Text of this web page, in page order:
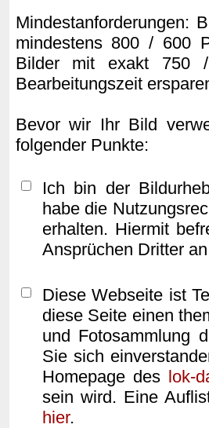
Mindestanforderungen:
mindestens 800 / 600
Bilder mit exakt 750
Bearbeitungszeit
Bevor wir Ihr Bild
folgender Punkte:
Ich bin der
habe die
erhalten. Hiermit
Ansprüchen Dritter
Diese Webseite ist
diese Seite einen
und Fotosammlung
Sie sich
Homepage des lok-
sein wird. Eine
hier.